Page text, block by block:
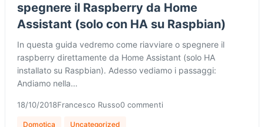
spegnere il Raspberry da Home
Assistant (solo con HA su Raspbian)
In questa guida vedremo come riavviare o spegnere il
raspberry direttamente da Home Assistant (solo HA
installato su Raspbian). Adesso vediamo i passaggi:
Andiamo nella…
18/10/2018Francesco Russo0 commenti
Domotica Uncategorized